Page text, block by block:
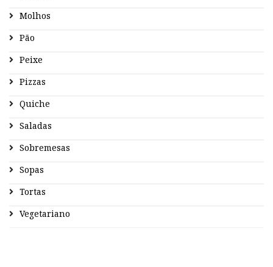
Molhos
Pão
Peixe
Pizzas
Quiche
Saladas
Sobremesas
Sopas
Tortas
Vegetariano